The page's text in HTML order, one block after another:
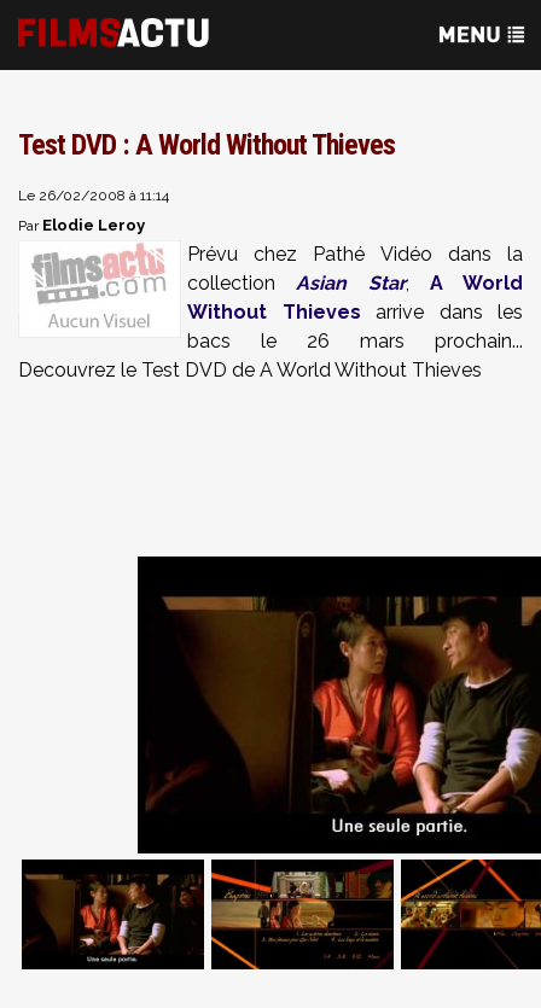
Test DVD : A World Without Thieves
Le 26/02/2008 à 11:14
Par Elodie Leroy
Prévu chez Pathé Vidéo dans la
collectionAsian Star, A World
Without Thieves arrive dans les
bacs le 26 mars prochain...
Decouvrez le Test DVD de A World Without Thieves